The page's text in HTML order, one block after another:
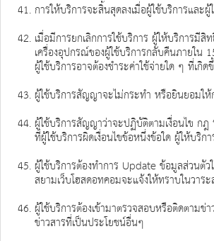
การให้บริการจะสิ้นสุดลงเมื่อผู้ใช้บริการและ
เมื่อมีการยกเลิกการใช้บริการ ผู้ให้บริการมี
เครื่องอุปกรณ์ของผู้ใช้บริการกลับคืนภายใน
ผู้ใช้บริการอาจต้องชำระค่าใช้จ่ายใด ๆ ที่เกิ
ผู้ใช้บริการสัญญาจะไม่กระทำ หรือยินยอมให้
ผู้ใช้บริการสัญญาว่าจะปฏิบัติตามเงื่อนไข ก
ที่ผู้ใช้บริการผิดเงื่อนไขข้อหนึ่งข้อใด ผู้ให้บริ
ผู้ใช้บริการต้องทำการ Update ข้อมูลส่วนตั
สยามเว็บโฮสดอทคอมจะแจ้งให้ทราบในวา
ผู้ใช้บริการต้องเข้ามาตรวจสอบหรือติดตาม
ข่าวสารที่เป็นประโยชน์อื่นๆ